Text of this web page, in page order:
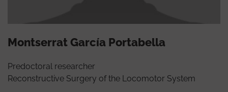
Montserrat García Portabella
Predoctoral researcher
Reconstructive Surgery of the Locomotor System